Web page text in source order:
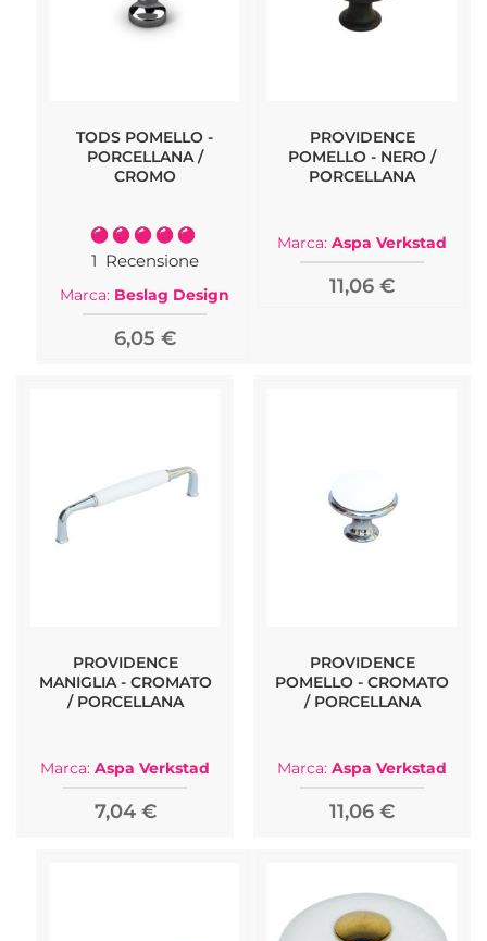
TODS POMELLO -
PORCELLANA /
CROMO
Valutazione:
100%
1 Recensione
Marca: Beslag Design
6,05 €
PROVIDENCE
POMELLO - NERO /
PORCELLANA
Marca: Aspa Verkstad
11,06 €
PROVIDENCE
MANIGLIA - CROMATO
/ PORCELLANA
Marca: Aspa Verkstad
7,04 €
PROVIDENCE
POMELLO - CROMATO
/ PORCELLANA
Marca: Aspa Verkstad
11,06 €